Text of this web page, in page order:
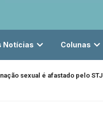
Notícias Colunas
sexual é afastado pelo STJ